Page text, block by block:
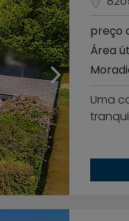
preço
Área
Uma